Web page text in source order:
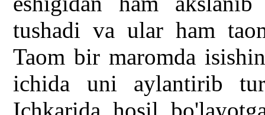
tushadi va ular ham
Taom bir maromda
ichida uni aylantirib
Ichkarida hosil